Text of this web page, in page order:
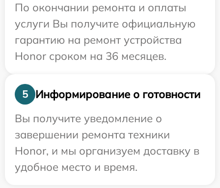
По окончании ремонта и оплаты
услуги Вы получите официальную
гарантию на ремонт устройства
Honor сроком на 36 месяцев.
5
Информирование о готовности
Вы получите уведомление о
завершении ремонта техники
Honor, и мы организуем доставку в
удобное место и время.